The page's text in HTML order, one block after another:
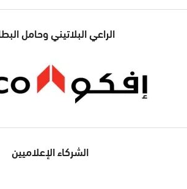
الراعي البلاتيني وحامل
الشركاء الإعلاميين